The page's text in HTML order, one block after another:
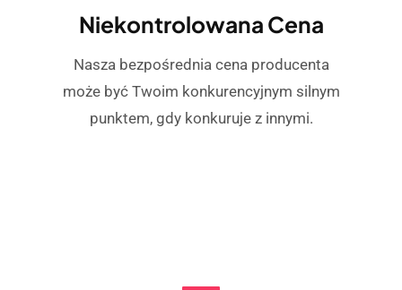
Niekontrolowana Cena
Nasza bezpośrednia cena producenta
może być Twoim konkurencyjnym silnym
punktem, gdy konkuruje z innymi.